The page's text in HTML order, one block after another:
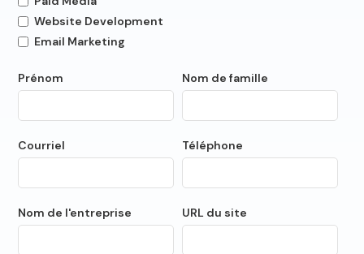
Website Development
Email Marketing
Prénom Nom de famille
Courriel Téléphone
Nom de l'entreprise URL du site